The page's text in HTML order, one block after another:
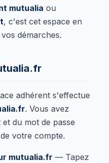
mutualia ou
, c'est cet espace en
démarches.
adhérent s'effectue
. Vous avez
du mot de passe
votre compte.
mutualia.fr — Tapez